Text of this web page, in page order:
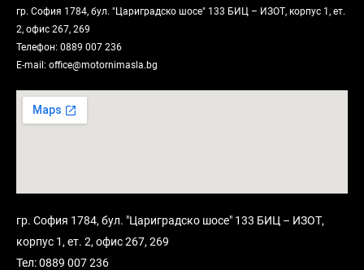
гр. София 1784, бул. "Цариградско шосе" 133 БИЦ – ИЗОТ, корпус 1, ет.
2, офис 267, 269
Телефон: 0889 007 236
E-mail: office@motornimasla.bg
гр. София 1784, бул. "Цариградско шосе" 133 БИЦ – ИЗОТ,
корпус 1, ет. 2, офис 267, 269
Тел: 0889 007 236